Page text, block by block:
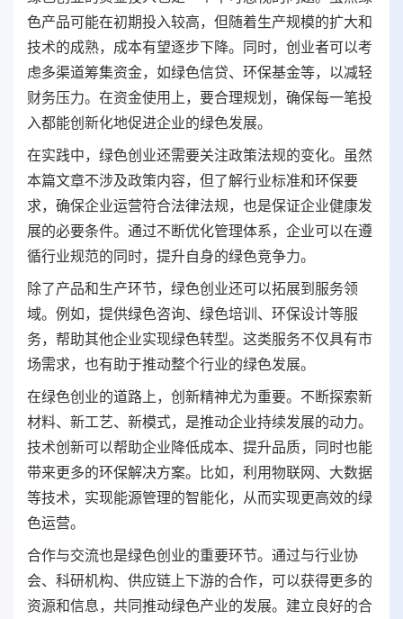
色产品可能在初期投入较高，但随着生产规模的扩大和
技术的成熟，成本有望逐步下降。同时，创业者可以考
虑多渠道筹集资金，如绿色信贷、环保基金等，以减轻
财务压力。在资金使用上，要合理规划，确保每一笔投
入都能创新化地促进企业的绿色发展。
在实践中，绿色创业还需要关注政策法规的变化。虽然
本篇文章不涉及政策内容，但了解行业标准和环保要
求，确保企业运营符合法律法规，也是保证企业健康发
展的必要条件。通过不断优化管理体系，企业可以在遵
循行业规范的同时，提升自身的绿色竞争力。
除了产品和生产环节，绿色创业还可以拓展到服务领
域。例如，提供绿色咨询、绿色培训、环保设计等服
务，帮助其他企业实现绿色转型。这类服务不仅具有市
场需求，也有助于推动整个行业的绿色发展。
在绿色创业的道路上，创新精神尤为重要。不断探索新
材料、新工艺、新模式，是推动企业持续发展的动力。
技术创新可以帮助企业降低成本、提升品质，同时也能
带来更多的环保解决方案。比如，利用物联网、大数据
等技术，实现能源管理的智能化，从而实现更高效的绿
色运营。
合作与交流也是绿色创业的重要环节。通过与行业协
会、科研机构、供应链上下游的合作，可以获得更多的
资源和信息，共同推动绿色产业的发展。建立良好的合